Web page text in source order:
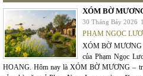
XÓM BỜ
30 Tháng Bảy 2026
PHẠM NGỌC
XÓM BỜ MƯƠNG
của Phạm Ngọc
HOANG. Hôm nay là XÓM BỜ MƯƠNG –